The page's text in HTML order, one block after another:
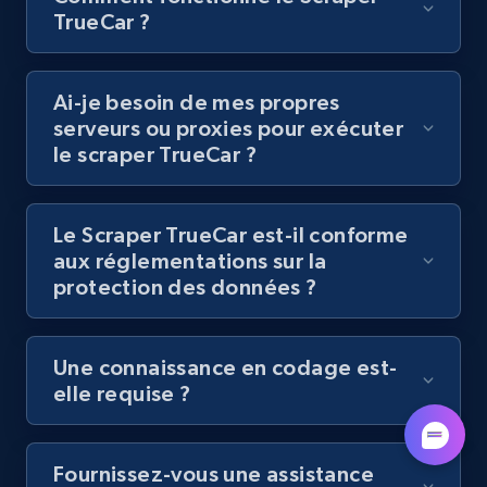
by podcast url
URL, Title, Youtuber, Youtuber md5, Video url,
Video length, Likes, Views, and more.
8.1K+ 716+ Essai gratuit
Amazon Reviews
URL, Product name, Product rating, Product
rating object, Product rating max, Rating,
Author name, Asin, and more.
7.4K+ 872+ Essai gratuit
TrueCar ?
Ai-je besoin de mes propres
serveurs ou proxies pour exécuter
le scraper TrueCar ?
Le Scraper TrueCar est-il conforme
aux réglementations sur la
protection des données ?
Une connaissance en codage est-
elle requise ?
Fournissez-vous une assistance